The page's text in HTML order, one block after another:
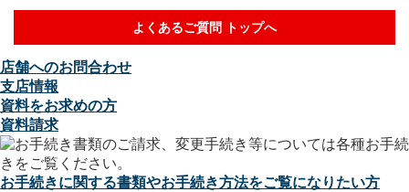
よくあるご質問 トップへ
店舗へのお問合わせ
支店情報
資料をお求めの方
資料請求
お手続きに関する書類やお手続き方法をご覧になりたい方